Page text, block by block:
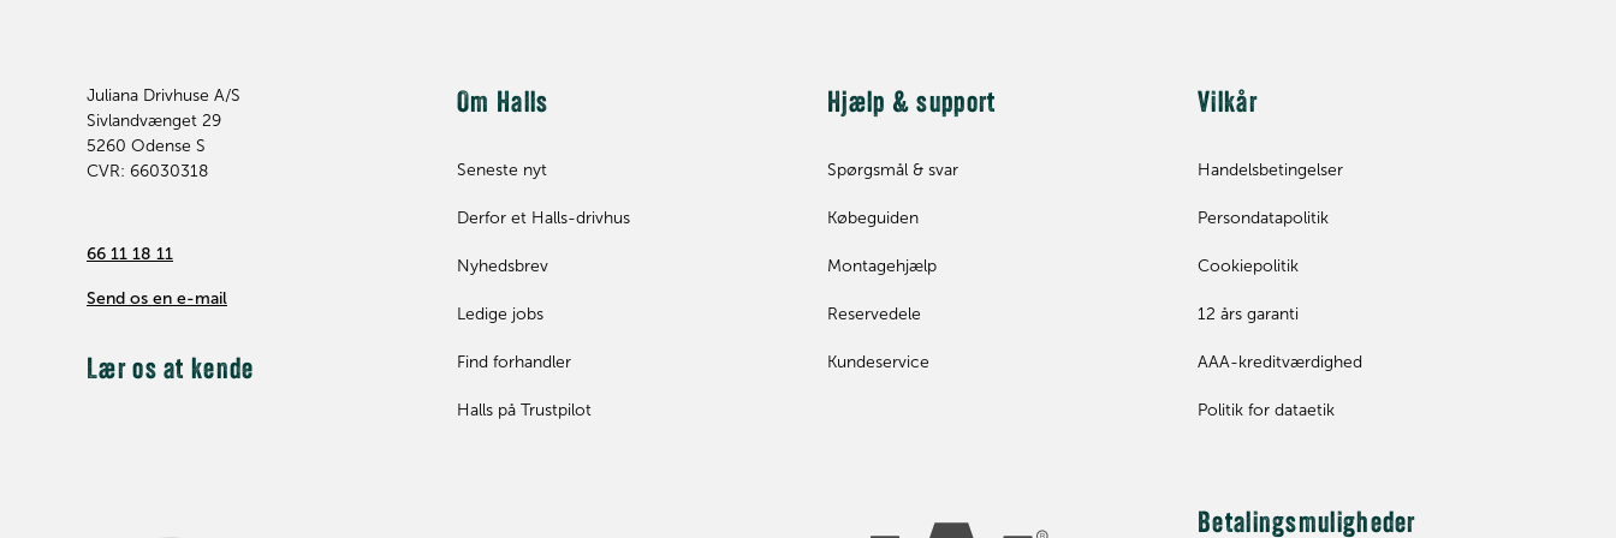
Juliana Drivhuse A/S
Sivlandvænget 29
5260 Odense S
CVR: 66030318
66 11 18 11
Send os en e-mail
Lær os at kende
Om Halls
Seneste nyt
Derfor et Halls-drivhus
Nyhedsbrev
Ledige jobs
Find forhandler
Halls på Trustpilot
Hjælp & support
Spørgsmål & svar
Købeguiden
Montagehjælp
Reservedele
Kundeservice
Vilkår
Handelsbetingelser
Persondatapolitik
Cookiepolitik
12 års garanti
AAA-kreditværdighed
Politik for dataetik
Betalingsmuligheder